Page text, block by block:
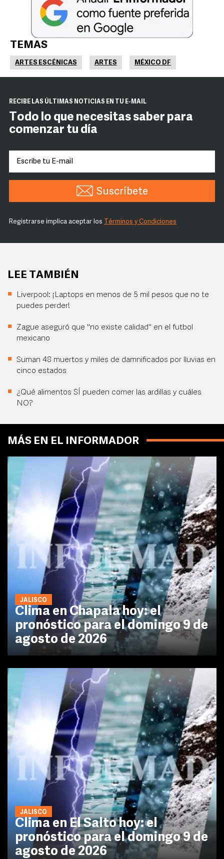
TEMAS
ARTES ESCÉNICAS ARTES MÉXICO DF
RECIBE LAS ÚLTIMAS NOTICIAS EN TU E-MAIL
Todo lo que necesitas saber para
comenzar tu día
Suscríbete
Registrarse implica aceptar los Términos y Condiciones
LEE TAMBIÉN
Liverpool: ¡Laptops en menos de 5 mil pesos que no te
puedes perder!
Zague aseguró que "no existe calidad" en el futbol
mexicano
Suman 48 muertos y miles de damnificados por lluvias en
cinco estados
¿Qué alimentos SÍ pueden comer las ardillas y cuáles
NO?
MÁS EN EL INFORMADOR
JALISCO
Clima en Chapala hoy: el
pronóstico para el domingo 9 de
agosto de 2026
JALISCO
Clima en El Salto hoy: el
pronóstico para el domingo 9 de
agosto de 2026